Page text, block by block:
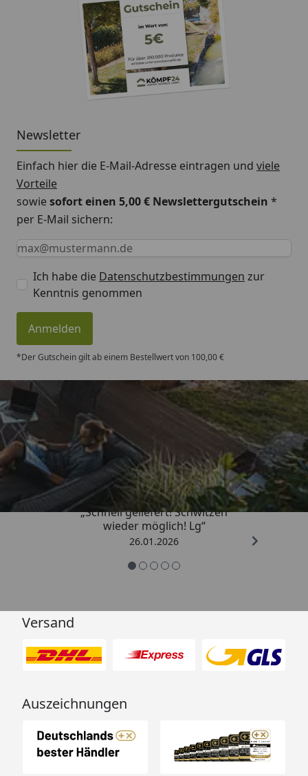
Newsletter
Einfach hier die E-Mail-Adresse eintragen und viele
Vorteile
sowiesofort einen 5,00 € Newslettergutschein *
per E-Mail sichern:
Keine Eingabe erforderlich
Eingabe erforderlich
E-Mail *
Ich habe die Datenschutzbestimmungen zur
Kenntnis genommen
Anmelden
*Der Gutschein gilt ab einem Bestellwert von 100,00 €
Trusted Shops
„Schnell geliefert! Schwitzen
wieder möglich! Lg“
26.01.2026
Versand
Auszeichnungen